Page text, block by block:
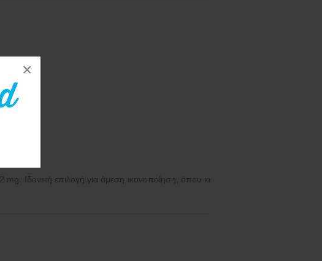
×
Ιδανική επιλογή για άμεση ικανοποίηση, όπου κι